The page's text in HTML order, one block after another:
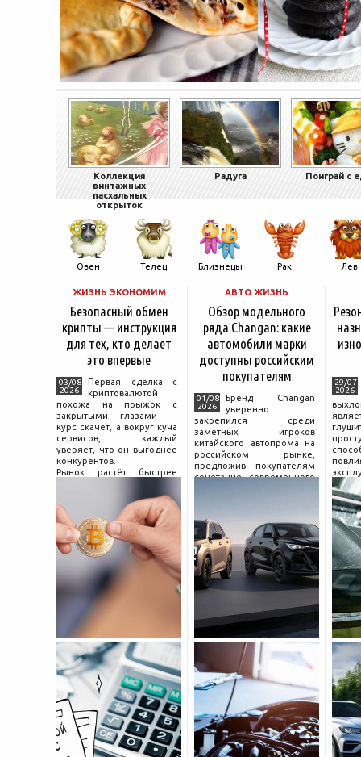
Коллекция
винтажных
пасхальных
открыток
Радуга Поиграй с
Овен Телец Близнецы Рак Лев
ЖИЗНЬ ЭКОНОМИМ
Безопасный обмен
крипты — инструкция
для тех, кто делает
это впервые
03/08
2026
Первая сделка с
криптовалютой
похожа на прыжок с
закрытыми глазами —
курс скачет, а вокруг куча
сервисов, каждый
уверяет, что он выгоднее
конкурентов.
Рынок растёт быстрее
поведения на нём.
Петербургские
криптообменники,
московские
АВТО ЖИЗНЬ
Обзор модельного
ряда Changan: какие
автомобили марки
доступны российским
покупателям
01/08
2026
Бренд Changan
уверенно
закрепился среди
заметных игроков
китайского автопрома на
российском рынке,
предложив покупателям
сочетание современного
насчитывает несколько
десятилетий
29/07
2026
и